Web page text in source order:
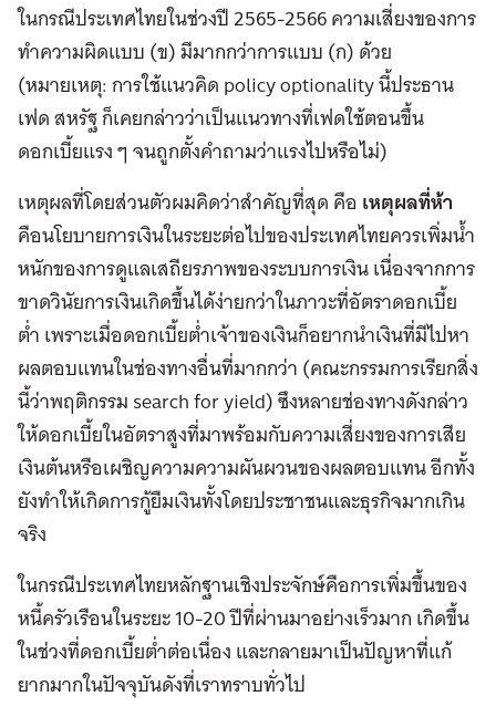
ในกรณีประเทศไทยในช่วงปี 2565-2566 ความเสี่ยงของการ
ทำความผิดแบบ (ข) มีมากกว่าการแบบ (ก) ด้วย
(หมายเหตุ: การใช้แนวคิด policy optionality นี้ประธาน
เฟด สหรัฐ ก็เคยกล่าวว่าเป็นแนวทางที่เฟดใช้ตอนขึ้น
ดอกเบี้ยแรง ๆ จนถูกตั้งคำถามว่าแรงไปหรือไม่)
เหตุผลที่โดยส่วนตัวผมคิดว่าสำคัญที่สุด คือ เหตุผลที่ห้า
คือนโยบายการเงินในระยะต่อไปของประเทศไทยควรเพิ่มน้ำ
หนักของการดูแลเสถียรภาพของระบบการเงิน เนื่องจากการ
ขาดวินัยการเงินเกิดขึ้นได้ง่ายกว่าในภาวะที่อัตราดอกเบี้ย
ต่ำ เพราะเมื่อดอกเบี้ยต่ำเจ้าของเงินก็อยากนำเงินที่มีไปหา
ผลตอบแทนในช่องทางอื่นที่มากกว่า (คณะกรรมการเรียกสิ่ง
นี้ว่าพฤติกรรม search for yield) ซึงหลายช่องทางดังกล่าว
ให้ดอกเบี้ยในอัตราสูงที่มาพร้อมกับความเสี่ยงของการเสีย
เงินต้นหรือเผชิญความความผันผวนของผลตอบแทน อีกทั้ง
ยังทำให้เกิดการกู้ยืมเงินทั้งโดยประชาชนและธุรกิจมากเกิน
จริง
ในกรณีประเทศไทยหลักฐานเชิงประจักษ์คือการเพิ่มขึ้นของ
หนี้ครัวเรือนในระยะ 10-20 ปีที่ผ่านมาอย่างเร็วมาก เกิดขึ้น
ในช่วงที่ดอกเบี้ยต่ำต่อเนื่อง และกลายมาเป็นปัญหาที่แก้
ยากมากในปัจจุบันดังที่เราทราบทั่วไป